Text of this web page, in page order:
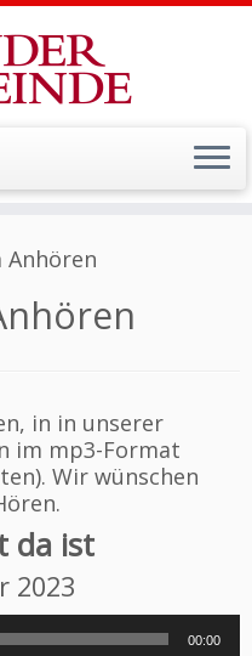
Anhören
in in unserer
im mp3-Format
Wir wünschen
da ist
2023
00:00